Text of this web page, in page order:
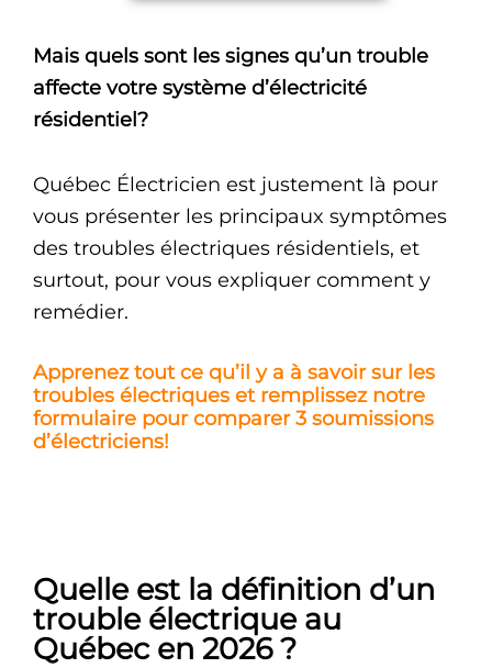
Mais quels sont les signes qu’un trouble
affecte votre système d’électricité
résidentiel?
Québec Électricien est justement là pour
vous présenter les principaux symptômes
des troubles électriques résidentiels, et
surtout, pour vous expliquer comment y
remédier.
Apprenez tout ce qu’il y a à savoir sur les
troubles électriques et remplissez notre
formulaire pour comparer 3 soumissions
d’électriciens!
Quelle est la définition d’un
trouble électrique au
Québec en 2026 ?